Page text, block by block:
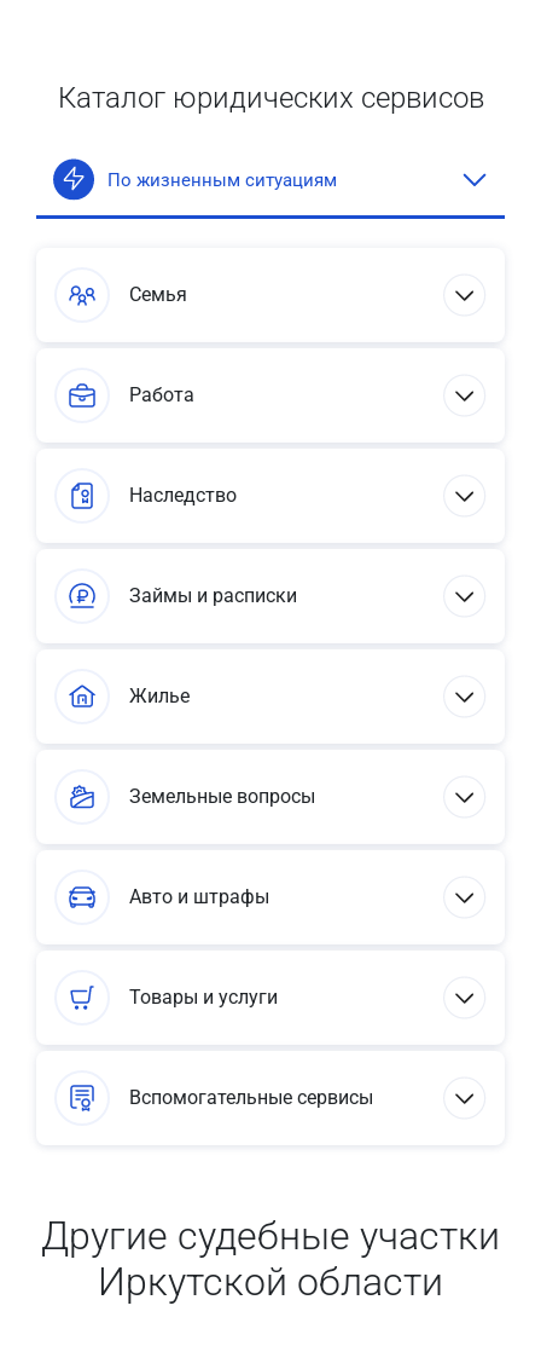
Каталог юридических сервисов
По жизненным ситуациям
Семья
Работа
Наследство
Займы и расписки
Жилье
Земельные вопросы
Авто и штрафы
Товары и услуги
Вспомогательные сервисы
Другие судебные участки
Иркутской области